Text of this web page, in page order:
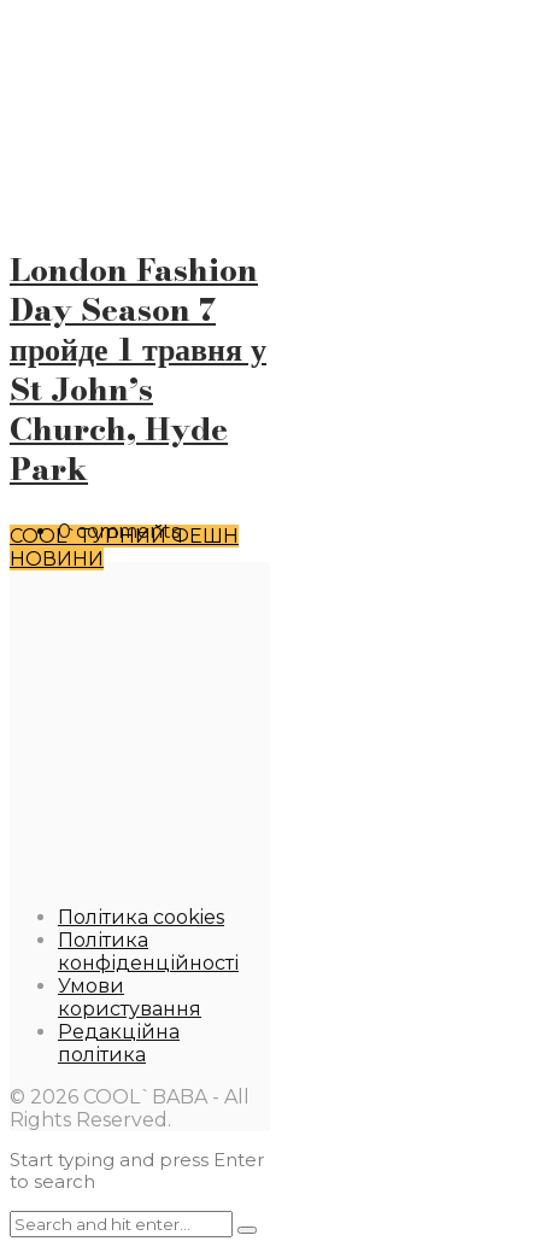
COOL`TУРНИЙ ФЕШН
НОВИНИ
London Fashion
Day Season 7
пройде 1 травня у
St John’s
Church, Hyde
Park
0 comments
Політика cookies
Політика
конфіденційності
Умови
користування
Редакційна
політика
© 2026 COOL`BABA - All
Rights Reserved.
Start typing and press Enter
to search